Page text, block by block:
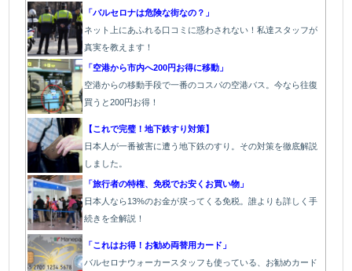
「バルセロナは危険な街なの？」
ネット上にあふれる口コミに惑わされない！私達スタッフが
真実を教えます！
「空港から市内へ200円お得に移動」
空港からの移動手段で一番のコスパの空港バス。今なら往復
買うと200円お得！
【これで完璧！地下鉄すり対策】
日本人が一番被害に遭う地下鉄のすり。その対策を徹底解説
しました。
「旅行者の特権、免税でお安くお買い物」
日本人なら13%のお金が戻ってくる免税。誰よりも詳しく手
続きを全解説！
「これはお得！お勧め両替用カード」
バルセロナウォーカースタッフも使っている、お勧めカード